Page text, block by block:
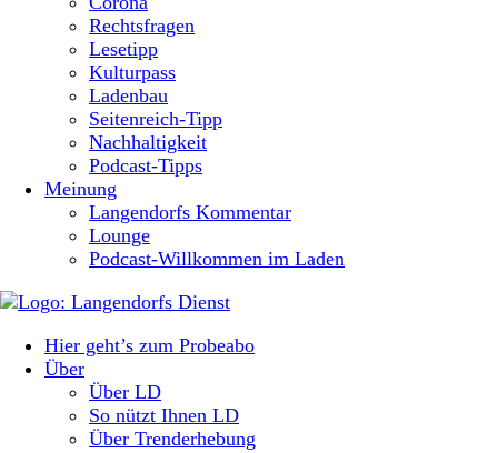
Rechtsfragen
Lesetipp
Kulturpass
Ladenbau
Seitenreich-Tipp
Nachhaltigkeit
Podcast-Tipps
Meinung
Langendorfs Kommentar
Lounge
Podcast-Willkommen im Laden
Hier geht’s zum Probeabo
Über
Über LD
So nützt Ihnen LD
Über Trenderhebung